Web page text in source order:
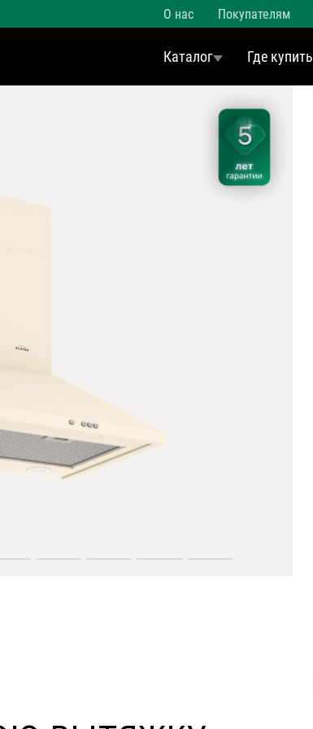
О нас Покупателям
Каталог Где купить